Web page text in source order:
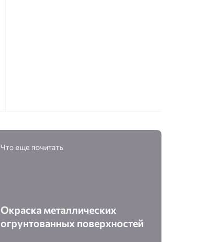
Что еще почитать
Окраска металлических
огрунтованных поверхностей